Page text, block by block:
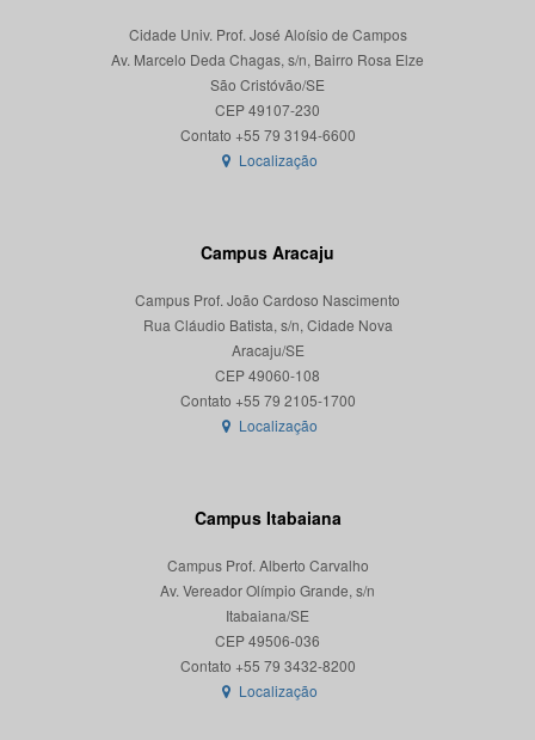
Cidade Univ. Prof. José Aloísio de Campos
Av. Marcelo Deda Chagas, s/n, Bairro Rosa Elze
São Cristóvão/SE
CEP 49107-230
Localização
Campus Aracaju
Campus Prof. João Cardoso Nascimento
Rua Cláudio Batista, s/n, Cidade Nova
Aracaju/SE
CEP 49060-108
Localização
Campus Itabaiana
Campus Prof. Alberto Carvalho
Av. Vereador Olímpio Grande, s/n
Itabaiana/SE
CEP 49506-036
Localização